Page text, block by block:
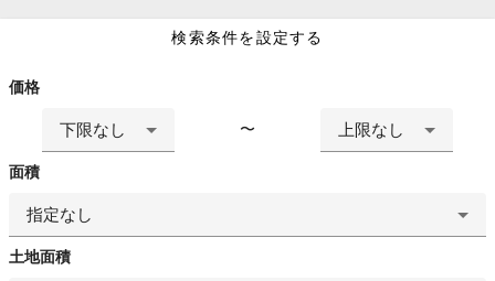
検索条件を設定する
価格
下限なし 〜 上限なし
面積
指定なし
土地面積